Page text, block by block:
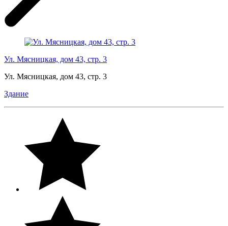
Ул. Мясницкая, дом 43, стр. 3
Ул. Мясницкая, дом 43, стр. 3
Здание